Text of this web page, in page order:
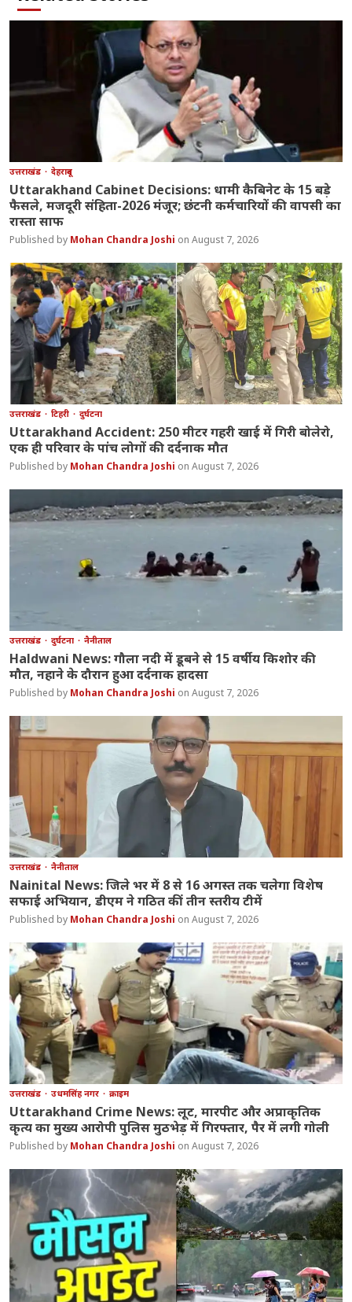
उत्तराखंड देहरादून
Uttarakhand Cabinet Decisions: धामी कैबिनेट के 15 बड़े
फैसले, मजदूरी संहिता-2026 मंजूर; छंटनी कर्मचारियों की वापसी का
रास्ता साफ
Mohan Chandra Joshi August 7, 2026
उत्तराखंड टिहरी दुर्घटना
Uttarakhand Accident: 250 मीटर गहरी खाई में गिरी बोलेरो,
एक ही परिवार के पांच लोगों की दर्दनाक मौत
Mohan Chandra Joshi August 7, 2026
उत्तराखंड दुर्घटना नैनीताल
Haldwani News: गौला नदी में डूबने से 15 वर्षीय किशोर की
मौत, नहाने के दौरान हुआ दर्दनाक हादसा
Mohan Chandra Joshi August 7, 2026
उत्तराखंड नैनीताल
Nainital News: जिले भर में 8 से 16 अगस्त तक चलेगा विशेष
सफाई अभियान, डीएम ने गठित कीं तीन स्तरीय टीमें
Mohan Chandra Joshi August 7, 2026
उत्तराखंड उधमसिंह नगर क्राइम
Uttarakhand Crime News: लूट, मारपीट और अप्राकृतिक
कृत्य का मुख्य आरोपी पुलिस मुठभेड़ में गिरफ्तार, पैर में लगी गोली
Mohan Chandra Joshi August 7, 2026